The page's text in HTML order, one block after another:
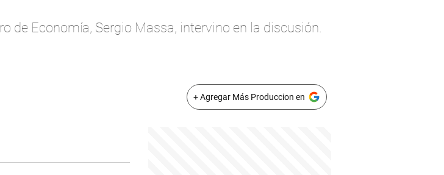
de Economía, Sergio Massa, intervino en la discusión.
+ Agregar Más Produccion en